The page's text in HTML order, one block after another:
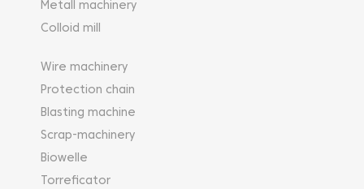
Metall machinery
Colloid mill
Wire machinery
Protection chain
Blasting machine
Scrap-machinery
Biowelle
Torreficator